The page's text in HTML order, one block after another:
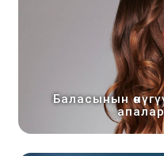
Баласынын